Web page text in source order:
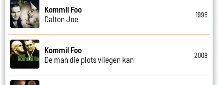
Kommil Foo
Dalton Joe
1996
Kommil Foo
De man die plots vliegen kan
2008